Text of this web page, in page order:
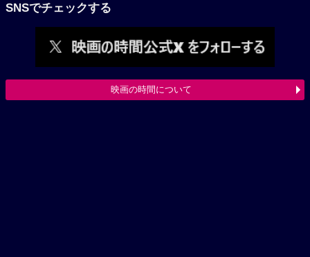
SNSでチェックする
映画の時間について